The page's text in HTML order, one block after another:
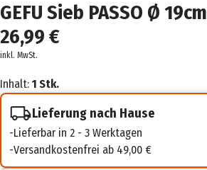
GEFU Sieb PASSO Ø 19cm
26,99 €
inkl. MwSt.
Inhalt: 1 Stk.
Lieferung nach Hause
Lieferbar in 2 - 3 Werktagen
Versandkostenfrei ab 49,00 €